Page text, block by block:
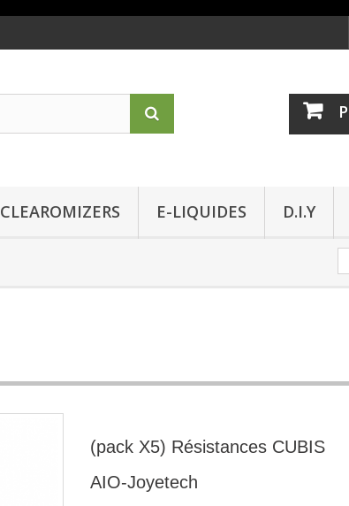
CLEAROMIZERS E-LIQUIDES D.I.Y
(pack X5) Résistances CUBIS
AIO-Joyetech